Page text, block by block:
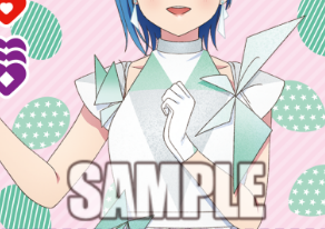
84 件